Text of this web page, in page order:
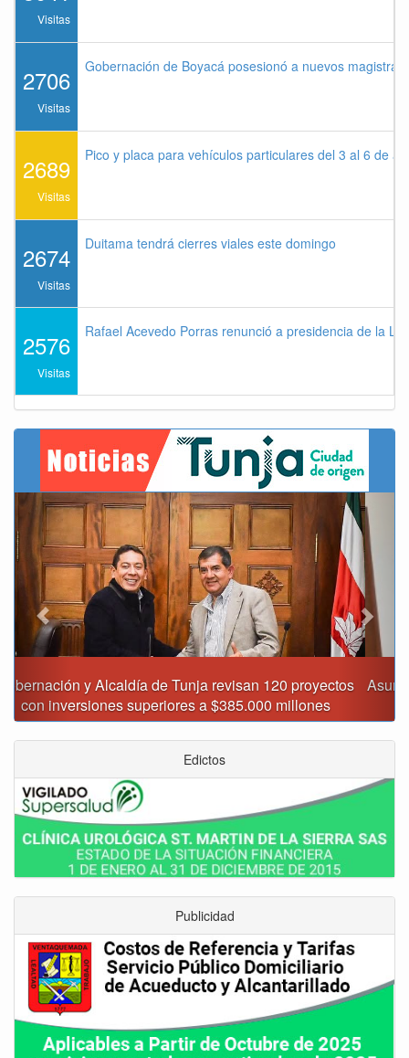
Visitas
2706
Visitas
Gobernación de Boyacá posesionó a nuevos
2689
Visitas
Pico y placa para vehículos particulares del 3 al 6 de
2674
Visitas
Duitama tendrá cierres viales este domingo
2576
Visitas
Rafael Acevedo Porras renunció a presidencia de la
Asumió funciones nuevo secretario de Medio Ambiente de
Tunja
Previous Next
Edictos
Publicidad